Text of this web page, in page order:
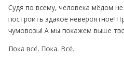
Судя по всему, человека мёдом
построить эдакое невероятное!
чумовозы! А мы покажем выше
Пока всё. Пока. Всё.